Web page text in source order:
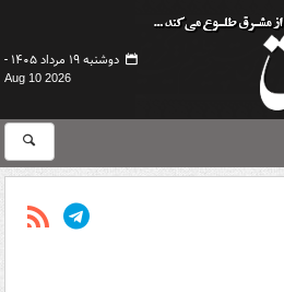
دوشنبه ۱۹ مرداد ۱۴۰۵ -
Aug 10 2026